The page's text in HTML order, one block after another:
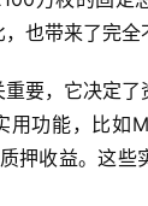
也带来了完全
要，它决定
用功能，比如
押收益。这些